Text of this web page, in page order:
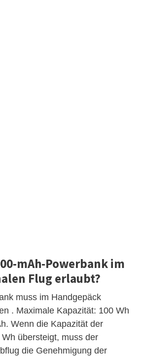
mAh-Powerbank im
Flug erlaubt?
muss im Handgepäck
. Maximale Kapazität: 100 Wh
Wenn die Kapazität der
übersteigt, muss der
die Genehmigung der